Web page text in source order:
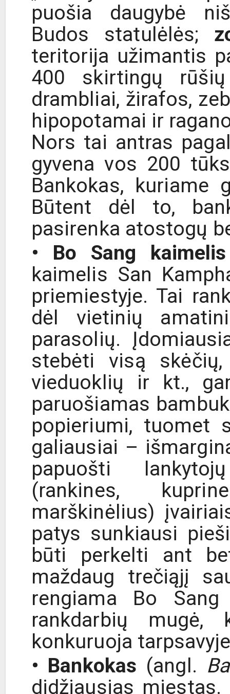
puošia daugybė
Budos statulėlės;
teritorija užimantis
400 skirtingų
drambliai, žirafos,
hipopotamai ir
Nors tai antras
gyvena vos 200
Bankokas, kuriame
Būtent dėl to,
pasirenka atostogų
• Bo Sang kaimelis
kaimelis San
priemiestyje. Tai
dėl vietinių
parasolių.
stebėti visą
vieduoklių ir kt.,
paruošiamas
popieriumi, tuomet
galiausiai –
papuošti
(rankines,
marškinėlius)
patys sunkiausi
būti perkelti ant
maždaug trečiąjį
rengiama Bo
rankdarbių
konkuruoja
• Bankokas (angl.
didžiausias